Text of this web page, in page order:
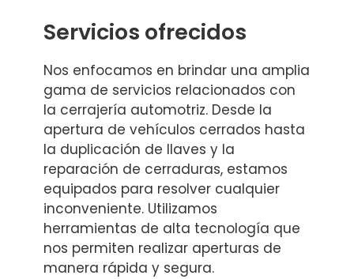
Servicios ofrecidos
Nos enfocamos en brindar una amplia
gama de servicios relacionados con
la cerrajería automotriz. Desde la
apertura de vehículos cerrados hasta
la duplicación de llaves y la
reparación de cerraduras, estamos
equipados para resolver cualquier
inconveniente. Utilizamos
herramientas de alta tecnología que
nos permiten realizar aperturas de
manera rápida y segura.